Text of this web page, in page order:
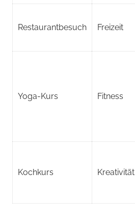
Restaurantbesuch Freizeit
Yoga-Kurs Fitness
Kochkurs Kreativität